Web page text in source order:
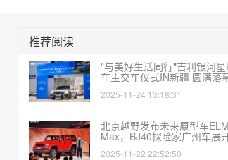
推荐阅读
"与美好生活同行"吉利银河
车主交车仪式IN新疆 圆满落
2025-11-24 13:18:31
北京越野发布未来原型车
Max，BJ40探险家广州车展
2025-11-22 22:52:50